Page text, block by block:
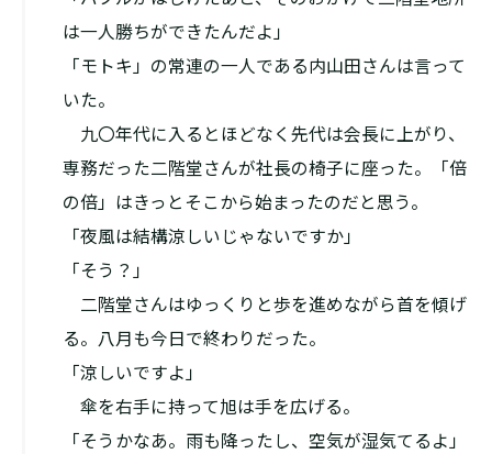
は一人勝ちができたんだよ」
「モトキ」の常連の一人である内山田さんは言って
いた。
九〇年代に入るとほどなく先代は会長に上がり、
専務だった二階堂さんが社長の椅子に座った。「倍
の倍」はきっとそこから始まったのだと思う。
「夜風は結構涼しいじゃないですか」
「そう？」
二階堂さんはゆっくりと歩を進めながら首を傾げ
る。八月も今日で終わりだった。
「涼しいですよ」
傘を右手に持って旭は手を広げる。
「そうかなあ。雨も降ったし、空気が湿気てるよ」